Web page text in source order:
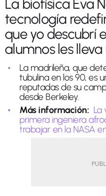
La biofísica Eva
tecnología
que yo descubrí
alumnos les lleva
La madrileña, que
tubulina en los 90, es
reputadas de su
desde Berkeley.
Más información: La
primera ingeniera
trabajar en la NASA